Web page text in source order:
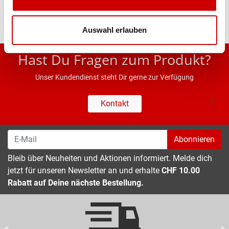
Auswahl erlauben
* UVP des Herstellers; Alle Preisangaben inkl. MwSt.
Hast Du Fragen zum Produkt?
Unser Kundendienst steht Dir gerne zur Verfügung
Kontakt
Abonnieren
Bleib über Neuheiten und Aktionen informiert. Melde dich
jetzt für unseren Newsletter an und erhalte CHF 10.00
Rabatt auf Deine nächste Bestellung.